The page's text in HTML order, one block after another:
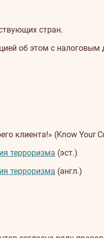
стран.
об этом с налоговым
клиента!» (Know Your
терроризма (эст.)
терроризма (англ.)